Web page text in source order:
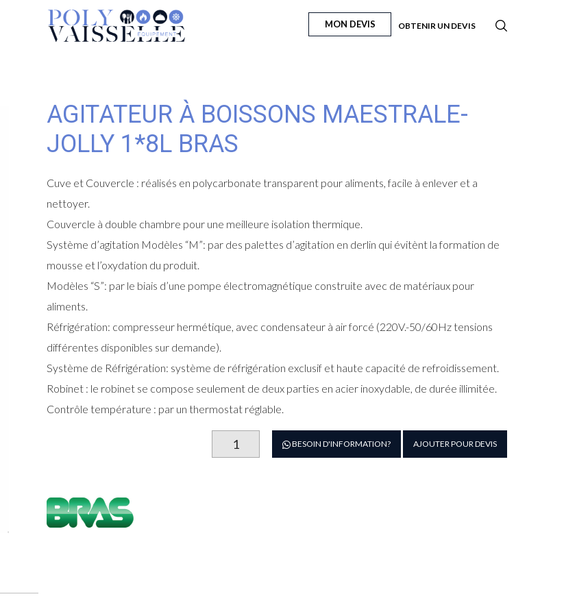
MON DEVIS OBTENIR UN DEVIS
AGITATEUR À BOISSONS MAESTRALE-
JOLLY 1*8L BRAS
Cuve et Couvercle : réalisés en polycarbonate transparent pour aliments, facile à enlever et a
nettoyer.
Couvercle à double chambre pour une meilleure isolation thermique.
Système d’agitation Modèles “M”: par des palettes d’agitation en derlin qui évitènt la formation de
mousse et l’oxydation du produit.
Modèles “S”: par le biais d’une pompe électromagnétique construite avec de matériaux pour
aliments.
Réfrigération: compresseur hermétique, avec condensateur à air forcé (220V.-50/60Hz tensions
différentes disponibles sur demande).
Système de Réfrigération: système de réfrigération exclusif et haute capacité de refroidissement.
Robinet : le robinet se compose seulement de deux parties en acier inoxydable, de durée illimitée.
Contrôle température : par un thermostat réglable.
quantitéBESOIN D'INFORMATION? AJOUTER POUR DEVIS